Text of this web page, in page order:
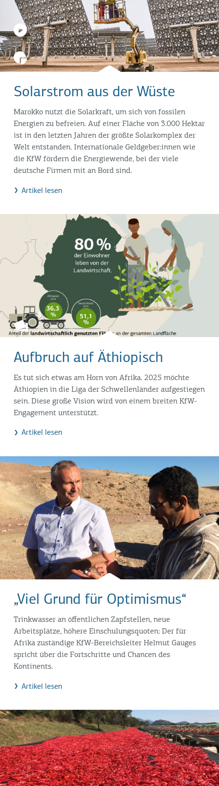
Solarstrom aus der Wüste
Marokko nutzt die Solarkraft, um sich von fossilen
Energien zu befreien. Auf einer Fläche von 3.000 Hektar
ist in den letzten Jahren der größte Solarkomplex der
Welt entstanden. Internationale Geldgeber:innen wie
die KfW fördern die Energiewende, bei der viele
deutsche Firmen mit an Bord sind.
Artikel lesen
Aufbruch auf Äthiopisch
Es tut sich etwas am Horn von Afrika. 2025 möchte
Äthiopien in die Liga der Schwellenländer aufgestiegen
sein. Diese große Vision wird von einem breiten KfW-
Engagement unterstützt.
Artikel lesen
„Viel Grund für Optimismus“
Trinkwasser an öffentlichen Zapfstellen, neue
Arbeitsplätze, höhere Einschulungsquoten: Der für
Afrika zuständige KfW-Bereichsleiter Helmut Gauges
spricht über die Fortschritte und Chancen des
Kontinents.
Artikel lesen